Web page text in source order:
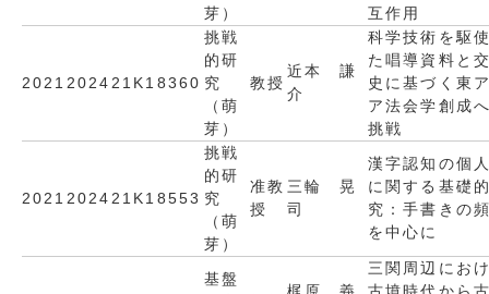
芽）
互作用
2021 2024 21K18360
挑戦
的研
究
（萌
芽）
教授
近本 謙
介
科学技術を駆
た唱導資料と
史に基づく東
ア法会学創成
挑戦
2021 2024 21K18553
挑戦
的研
究
（萌
芽）
准教
授
三輪 晃
司
漢字認知の個
に関する基礎
究：手書きの
を中心に
基盤
三関周辺にお